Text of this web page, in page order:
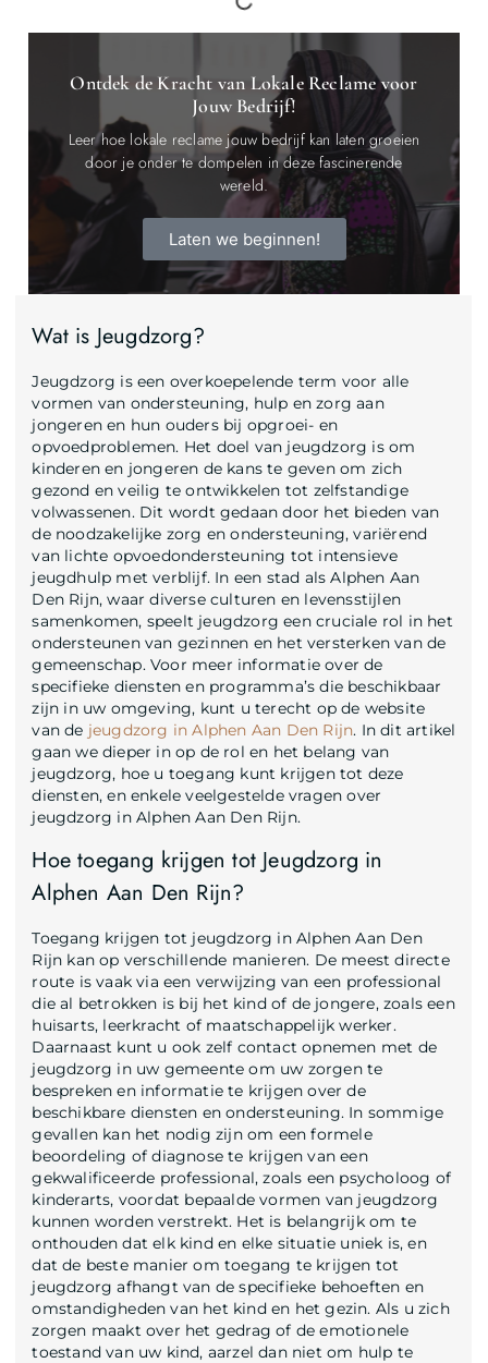
Wat is Jeugdzorg?
Jeugdzorg is een overkoepelende term voor alle
vormen van ondersteuning, hulp en zorg aan
jongeren en hun ouders bij opgroei- en
opvoedproblemen. Het doel van jeugdzorg is om
kinderen en jongeren de kans te geven om zich
gezond en veilig te ontwikkelen tot zelfstandige
volwassenen. Dit wordt gedaan door het bieden van
de noodzakelijke zorg en ondersteuning, variërend
van lichte opvoedondersteuning tot intensieve
jeugdhulp met verblijf. In een stad als Alphen Aan
Den Rijn, waar diverse culturen en levensstijlen
samenkomen, speelt jeugdzorg een cruciale rol in het
ondersteunen van gezinnen en het versterken van de
gemeenschap. Voor meer informatie over de
specifieke diensten en programma’s die beschikbaar
zijn in uw omgeving, kunt u terecht op de website
van de jeugdzorg in Alphen Aan Den Rijn. In dit artikel
gaan we dieper in op de rol en het belang van
jeugdzorg, hoe u toegang kunt krijgen tot deze
diensten, en enkele veelgestelde vragen over
jeugdzorg in Alphen Aan Den Rijn.
Hoe toegang krijgen tot Jeugdzorg in
Alphen Aan Den Rijn?
Toegang krijgen tot jeugdzorg in Alphen Aan Den
Rijn kan op verschillende manieren. De meest directe
route is vaak via een verwijzing van een professional
die al betrokken is bij het kind of de jongere, zoals een
huisarts, leerkracht of maatschappelijk werker.
Daarnaast kunt u ook zelf contact opnemen met de
jeugdzorg in uw gemeente om uw zorgen te
bespreken en informatie te krijgen over de
beschikbare diensten en ondersteuning. In sommige
gevallen kan het nodig zijn om een formele
beoordeling of diagnose te krijgen van een
gekwalificeerde professional, zoals een psycholoog of
kinderarts, voordat bepaalde vormen van jeugdzorg
kunnen worden verstrekt. Het is belangrijk om te
onthouden dat elk kind en elke situatie uniek is, en
dat de beste manier om toegang te krijgen tot
jeugdzorg afhangt van de specifieke behoeften en
omstandigheden van het kind en het gezin. Als u zich
zorgen maakt over het gedrag of de emotionele
toestand van uw kind, aarzel dan niet om hulp te
Ontdek de Kracht van Lokale Reclame voor
Jouw Bedrijf!
Leer hoe lokale reclame jouw bedrijf kan laten groeien
door je onder te dompelen in deze fascinerende
wereld.
Laten we beginnen!